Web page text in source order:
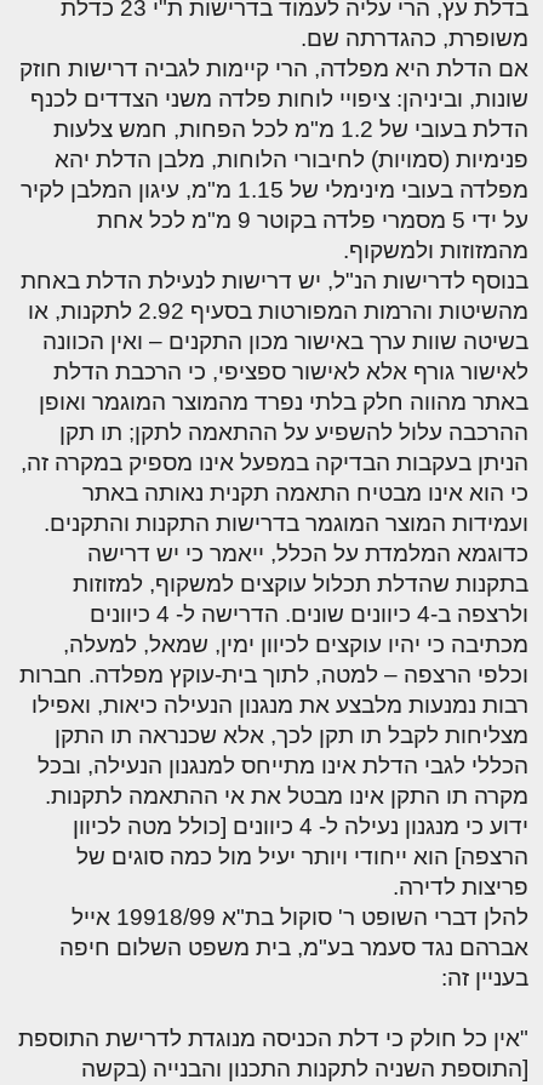
בדלת עץ, הרי עליה לעמוד בדרישות ת"י 23 כדלת
משופרת, כהגדרתה שם.
אם הדלת היא מפלדה, הרי קיימות לגביה דרישות חוזק
שונות, וביניהן: ציפויי לוחות פלדה משני הצדדים לכנף
הדלת בעובי של 1.2 מ"מ לכל הפחות, חמש צלעות
פנימיות (סמויות) לחיבורי הלוחות, מלבן הדלת יהא
מפלדה בעובי מינימלי של 1.15 מ"מ, עיגון המלבן לקיר
על ידי 5 מסמרי פלדה בקוטר 9 מ"מ לכל אחת
מהמזוזות ולמשקוף.
בנוסף לדרישות הנ"ל, יש דרישות לנעילת הדלת באחת
מהשיטות והרמות המפורטות בסעיף 2.92 לתקנות, או
בשיטה שוות ערך באישור מכון התקנים – ואין הכוונה
לאישור גורף אלא לאישור ספציפי, כי הרכבת הדלת
באתר מהווה חלק בלתי נפרד מהמוצר המוגמר ואופן
ההרכבה עלול להשפיע על ההתאמה לתקן; תו תקן
הניתן בעקבות הבדיקה במפעל אינו מספיק במקרה זה,
כי הוא אינו מבטיח התאמה תקנית נאותה באתר
ועמידות המוצר המוגמר בדרישות התקנות והתקנים.
כדוגמא המלמדת על הכלל, ייאמר כי יש דרישה
בתקנות שהדלת תכלול עוקצים למשקוף, למזוזות
ולרצפה ב-4 כיוונים שונים. הדרישה ל- 4 כיוונים
מכתיבה כי יהיו עוקצים לכיוון ימין, שמאל, למעלה,
וכלפי הרצפה – למטה, לתוך בית-עוקץ מפלדה. חברות
רבות נמנעות מלבצע את מנגנון הנעילה כיאות, ואפילו
מצליחות לקבל תו תקן לכך, אלא שכנראה תו התקן
הכללי לגבי הדלת אינו מתייחס למנגנון הנעילה, ובכל
מקרה תו התקן אינו מבטל את אי ההתאמה לתקנות.
ידוע כי מנגנון נעילה ל- 4 כיוונים [כולל מטה לכיוון
הרצפה] הוא ייחודי ויותר יעיל מול כמה סוגים של
פריצות לדירה.
להלן דברי השופט ר' סוקול בת"א 19918/99 אייל
אברהם נגד סעמר בע"מ, בית משפט השלום חיפה
בעניין זה:
"אין כל חולק כי דלת הכניסה מנוגדת לדרישת התוספת
[התוספת השניה לתקנות התכנון והבנייה (בקשה